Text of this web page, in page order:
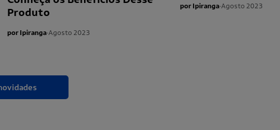
Produto
por Ipiranga∙Agosto 2023
por Ipiranga∙Agosto 2023